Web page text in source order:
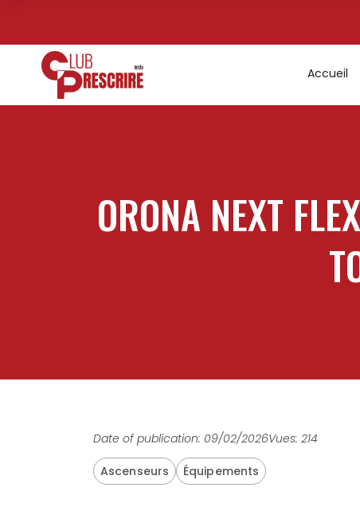
Accueil
ORONA NEXT
Date of publication: 09/02/2026Vues: 214
Ascenseurs Équipements